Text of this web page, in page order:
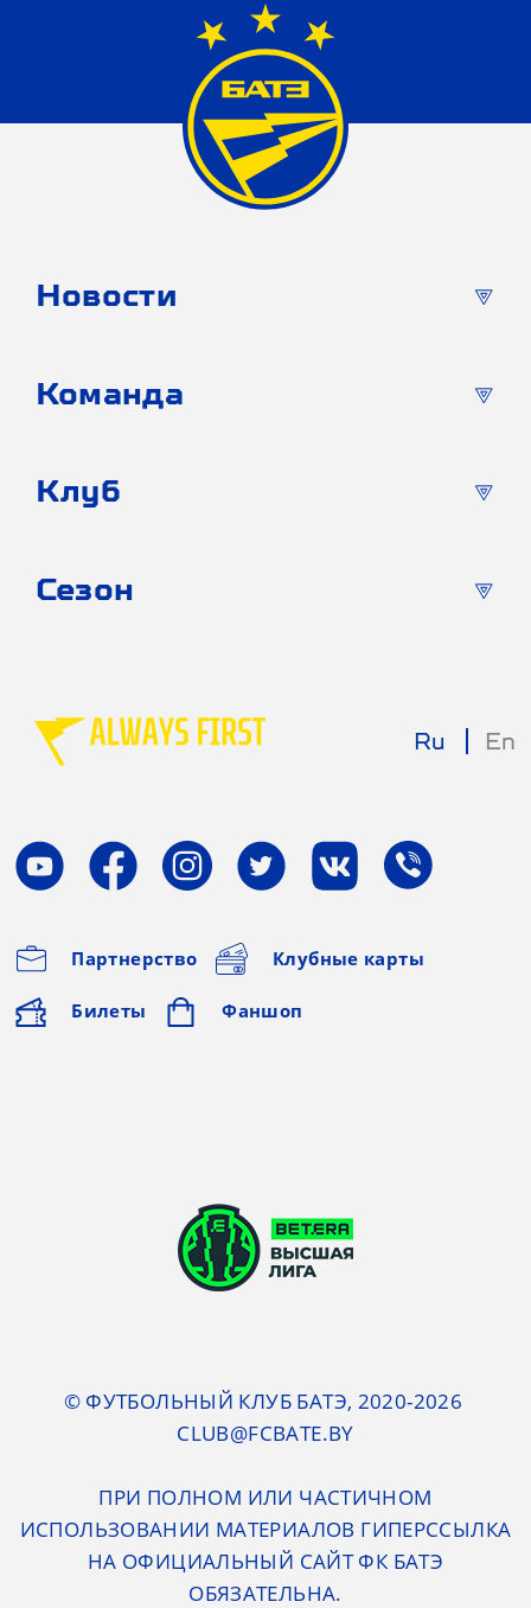
Ru En
Партнерство Клубные карты
Билеты Фаншоп
Новости
Команда
Клуб
Сезон
© ФУТБОЛЬНЫЙ КЛУБ БАТЭ, 2020-2026
CLUB@FCBATE.BY
ПРИ ПОЛНОМ ИЛИ ЧАСТИЧНОМ
ИСПОЛЬЗОВАНИИ МАТЕРИАЛОВ ГИПЕРССЫЛКА
НА ОФИЦИАЛЬНЫЙ САЙТ ФК БАТЭ
ОБЯЗАТЕЛЬНА.